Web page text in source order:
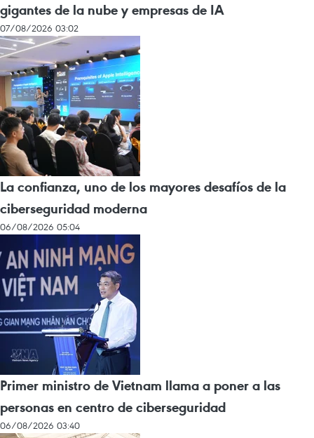
gigantes de la nube y empresas de IA
07/08/2026 03:02
La confianza, uno de los mayores desafíos de la
ciberseguridad moderna
06/08/2026 05:04
Primer ministro de Vietnam llama a poner a las
personas en centro de ciberseguridad
06/08/2026 03:40